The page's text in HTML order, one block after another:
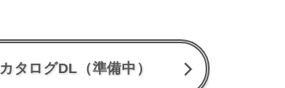
カタログDL（準備中）